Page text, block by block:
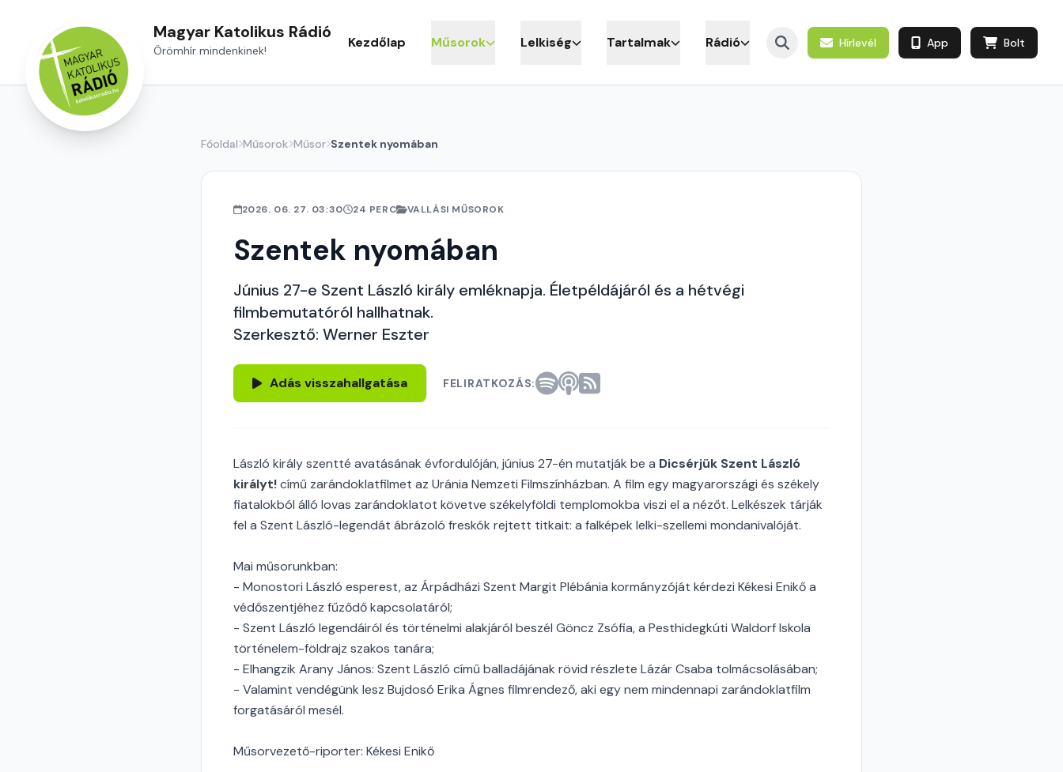
Magyar Katolikus Rádió
Örömhír mindenkinek! Kezdőlap Műsorok Lelkiség Tartalmak Rádió Hírlevél App Bolt
Főoldal Műsorok Műsor Szentek nyomában
2026. 06. 27. 03:30 24 PERC VALLÁSI MŰSOROK
Szentek nyomában
Június 27-e Szent László király emléknapja. Életpéldájáról és a hétvégi
filmbemutatóról hallhatnak.
Szerkesztő: Werner Eszter
Adás visszahallgatása FELIRATKOZÁS:
László király szentté avatásának évfordulóján, június 27-én mutatják be a Dicsérjük Szent László
királyt!című zarándoklatfilmet az Uránia Nemzeti Filmszínházban. A film egy magyarországi és székely
fiatalokból álló lovas zarándoklatot követve székelyföldi templomokba viszi el a nézőt. Lelkészek tárják
fel a Szent László-legendát ábrázoló freskók rejtett titkait: a falképek lelki-szellemi mondanivalóját.
Mai műsorunkban:
- Monostori László esperest, az Árpádházi Szent Margit Plébánia kormányzóját kérdezi Kékesi Enikő a
védőszentjéhez fűződő kapcsolatáról;
- Szent László legendáiról és történelmi alakjáról beszél Göncz Zsófia, a Pesthidegkúti Waldorf Iskola
történelem-földrajz szakos tanára;
- Elhangzik Arany János: Szent László című balladájának rövid részlete Lázár Csaba tolmácsolásában;
- Valamint vendégünk lesz Bujdosó Erika Ágnes filmrendező, aki egy nem mindennapi zarándoklatfilm
forgatásáról mesél.
Műsorvezető-riporter: Kékesi Enikő